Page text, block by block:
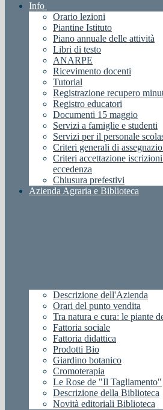
Info
Orario lezioni
Piantine Istituto
Piano annuale delle attività
Libri di testo
ANARPE
Ricevimento docenti
Tutorial
Registrazione recupero
Registro educatori
Documenti 15 maggio
Servizi a famiglie e studenti
Servizi per il personale
Criteri generali di
Criteri accettazione
eccedenza
Chiusura prefestivi
Azienda Agraria e Biblioteca
Descrizione dell'Azienda
Orari del punto vendita
Tra natura e cura: le piante
Fattoria sociale
Fattoria didattica
Prodotti Bio
Giardino botanico
Cromoterapia
Le Rose de "Il Tagliamento"
Descrizione della Biblioteca
Novità editoriali Biblioteca